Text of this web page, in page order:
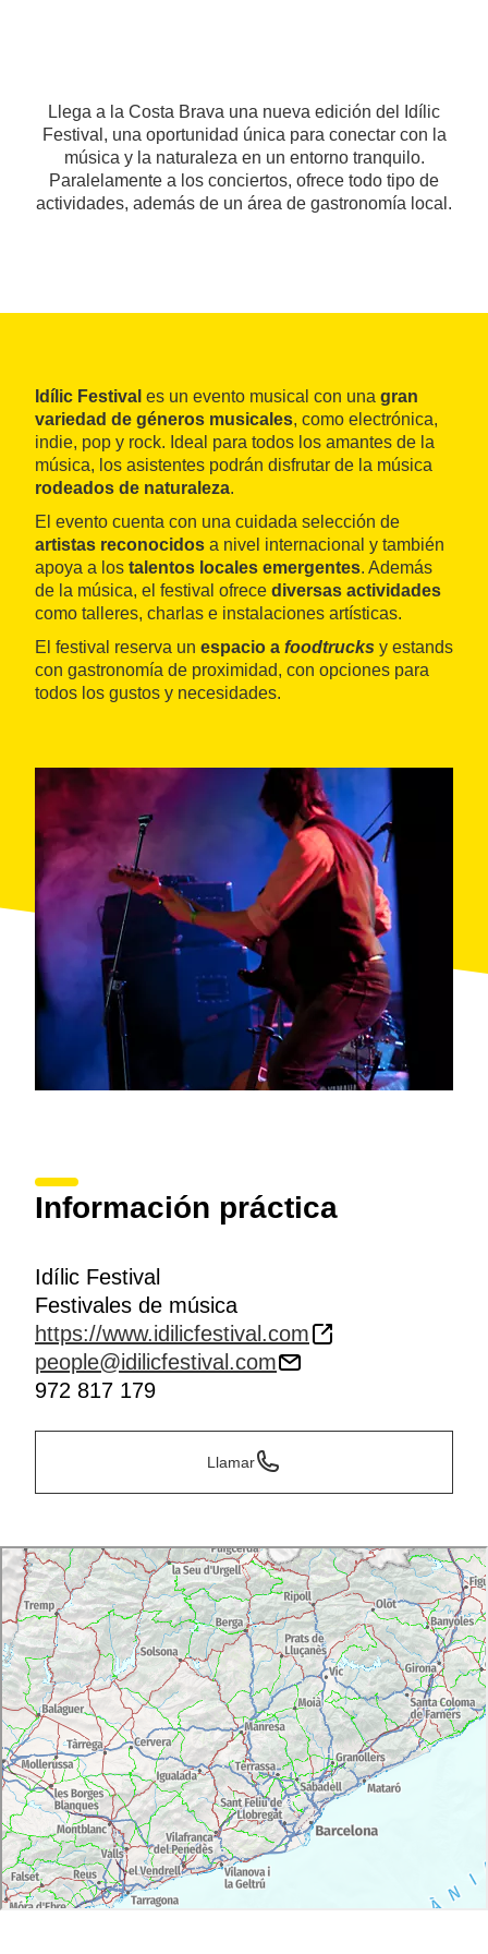
Llega a la Costa Brava una nueva edición del Idílic
Festival, una oportunidad única para conectar con la
música y la naturaleza en un entorno tranquilo.
Paralelamente a los conciertos, ofrece todo tipo de
actividades, además de un área de gastronomía local.
Idílic Festival es un evento musical con una gran
variedad de géneros musicales, como electrónica,
indie, pop y rock. Ideal para todos los amantes de la
música, los asistentes podrán disfrutar de la música
rodeados de naturaleza.
El evento cuenta con una cuidada selección de
artistas reconocidos a nivel internacional y también
apoya a los talentos locales emergentes. Además
de la música, el festival ofrece diversas actividades
como talleres, charlas e instalaciones artísticas.
El festival reserva un espacio a foodtrucks y estands
con gastronomía de proximidad, con opciones para
todos los gustos y necesidades.
Información práctica
Idílic Festival
Festivales de música
https://www.idilicfestival.com
people@idilicfestival.com
972 817 179
Llamar